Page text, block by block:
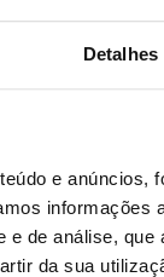
Detalhes
e anúncios,
de análise,
da sua